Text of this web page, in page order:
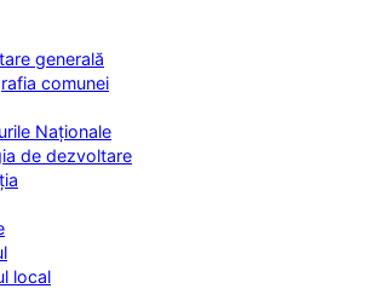
generală
comunei
Naționale
de dezvoltare
local